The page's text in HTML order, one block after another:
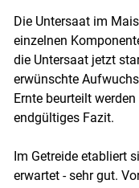
Die Untersaat im
einzelnen
die Untersaat jetzt
erwünschte
Ernte beurteilt
endgültiges Fazit.
Im Getreide etabliert
erwartet - sehr gut.